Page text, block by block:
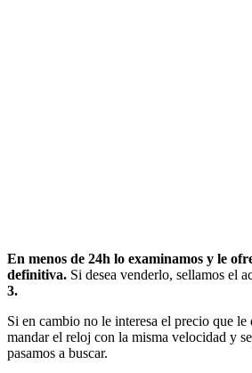
En menos de 24h lo examinamos y le
definitiva. Si desea venderlo, sellamos el
3.
Si en cambio no le interesa el precio que le
mandar el reloj con la misma velocidad y
pasamos a buscar.